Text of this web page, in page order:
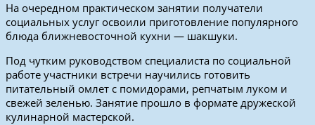
На очередном практическом занятии получатели
социальных услуг освоили приготовление популярного
блюда ближневосточной кухни — шакшуки.
Под чутким руководством специалиста по социальной
работе участники встречи научились готовить
питательный омлет с помидорами, репчатым луком и
свежей зеленью. Занятие прошло в формате дружеской
кулинарной мастерской.